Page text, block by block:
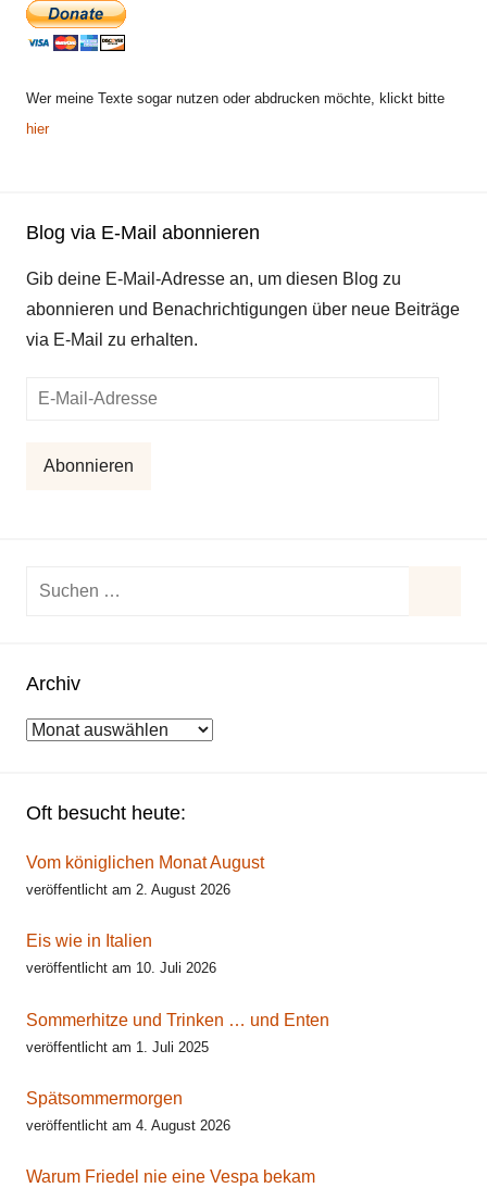
Wer meine Texte sogar nutzen oder abdrucken möchte, klickt bitte
hier
Blog via E-Mail abonnieren
Gib deine E-Mail-Adresse an, um diesen Blog zu
abonnieren und Benachrichtigungen über neue Beiträge
via E-Mail zu erhalten.
E-
Abonnieren
Suchen
Archiv
Archiv
Oft besucht heute:
Vom königlichen Monat August
veröffentlicht am 2. August 2026
Eis wie in Italien
veröffentlicht am 10. Juli 2026
Sommerhitze und Trinken … und Enten
veröffentlicht am 1. Juli 2025
Spätsommermorgen
veröffentlicht am 4. August 2026
Warum Friedel nie eine Vespa bekam